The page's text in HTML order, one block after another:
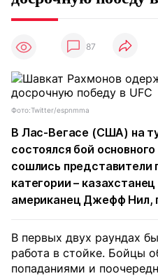
87
Фото:Twitter/espnmma
В Лас-Вегасе (США) на
состоялся бой
сошлись представители
категории –
американец Джефф Нил,
В первых двух раундах
работа в стойке. Бойцы
попаданиями и